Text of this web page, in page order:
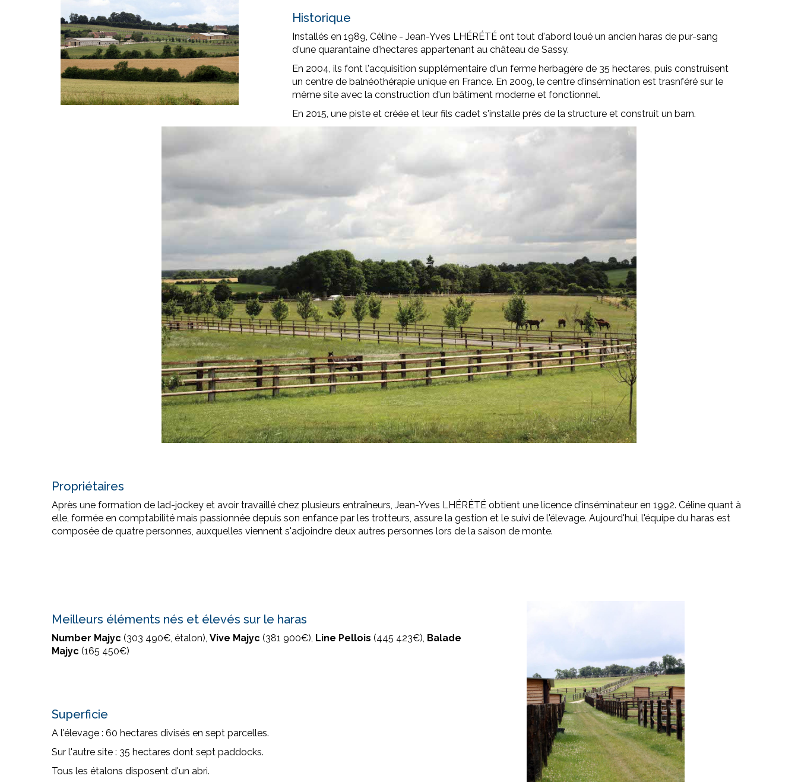
Historique
Installés en 1989, Céline - Jean-Yves LHÉRÉTÉ ont tout d'abord loué un ancien haras de pur-sang
d'une quarantaine d'hectares appartenant au château de Sassy.
En 2004, ils font l'acquisition supplémentaire d'un ferme herbagère de 35 hectares, puis construisent
un centre de balnéothérapie unique en France. En 2009, le centre d'insémination est trasnféré sur le
même site avec la construction d'un bâtiment moderne et fonctionnel.
En 2015, une piste et créée et leur fils cadet s'installe près de la structure et construit un barn.
Propriétaires
Après une formation de lad-jockey et avoir travaillé chez plusieurs entraîneurs, Jean-Yves LHÉRÉTÉ obtient une licence d'inséminateur en 1992. Céline quant à
elle, formée en comptabilité mais passionnée depuis son enfance par les trotteurs, assure la gestion et le suivi de l'élevage. Aujourd'hui, l'équipe du haras est
composée de quatre personnes, auxquelles viennent s'adjoindre deux autres personnes lors de la saison de monte.
Meilleurs éléments nés et élevés sur le haras
Number Majyc (303 490€, étalon), Vive Majyc (381 900€), Line Pellois (445 423€), Balade
Majyc (165 450€)
Superficie
A l'élevage : 60 hectares divisés en sept parcelles.
Sur l'autre site : 35 hectares dont sept paddocks.
Tous les étalons disposent d'un abri.